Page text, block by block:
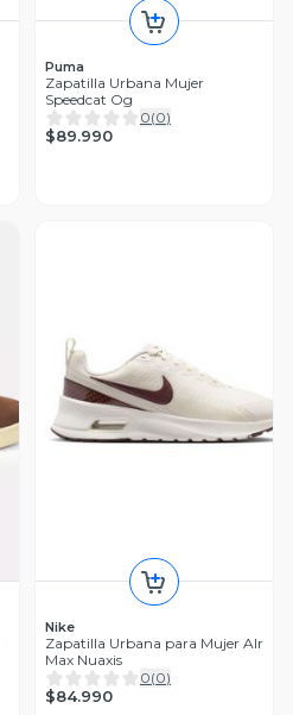
Puma
Zapatilla Urbana Mujer
Speedcat Og
0(0)
$89.990
Nike
Zapatilla Urbana para Mujer AIr
Max Nuaxis
0(0)
$84.990